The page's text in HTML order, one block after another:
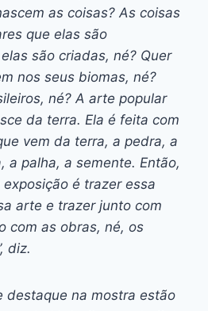
as coisas? As coisas
que elas são
são criadas, né? Quer
nos seus biomas, né?
né? A arte popular
da terra. Ela é feita com
vem da terra, a pedra, a
a palha, a semente. Então,
é trazer essa
arte e trazer junto com
com as obras, né, os
diz.
destaque na mostra estão